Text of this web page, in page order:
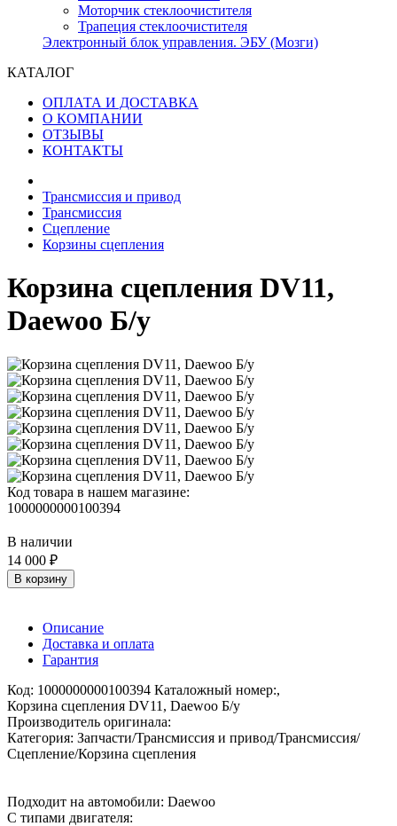
Моторчик стеклоочистителя
Трапеция стеклоочистителя
Электронный блок управления. ЭБУ (Мозги)
КАТАЛОГ
ОПЛАТА И ДОСТАВКА
О КОМПАНИИ
ОТЗЫВЫ
КОНТАКТЫ
Трансмиссия и привод
Трансмиссия
Сцепление
Корзины сцепления
Корзина сцепления DV11,
Daewoo Б/у
Код товара в нашем магазине:
1000000000100394
В наличии
14 000 ₽
В корзину
Описание
Доставка и оплата
Гарантия
Код: 1000000000100394 Каталожный номер:,
Корзина сцепления DV11, Daewoo Б/у
Производитель оригинала:
Категория: Запчасти/Трансмиссия и привод/Трансмиссия/
Сцепление/Корзина сцепления
Подходит на автомобили: Daewoo
С типами двигателя: